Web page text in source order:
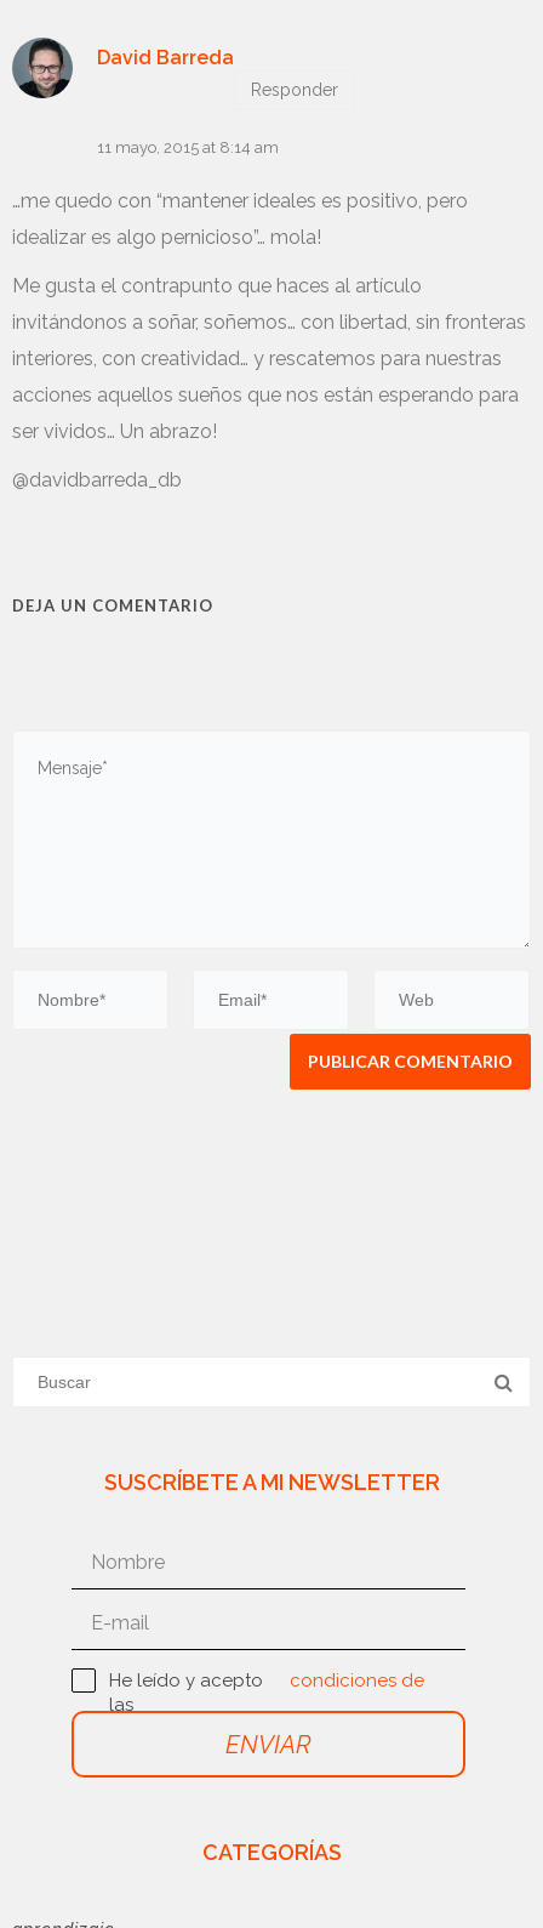
David Barreda
Responder
11 mayo, 2015 at 8:14 am
…me quedo con “mantener ideales es positivo, pero
idealizar es algo pernicioso”… mola!
Me gusta el contrapunto que haces al artículo
invitándonos a soñar, soñemos… con libertad, sin fronteras
interiores, con creatividad… y rescatemos para nuestras
acciones aquellos sueños que nos están esperando para
ser vividos… Un abrazo!
@davidbarreda_db
DEJA UN COMENTARIO
SUSCRÍBETE A MI NEWSLETTER
ENVIAR
He leído y acepto
las
condiciones de
uso
CATEGORÍAS